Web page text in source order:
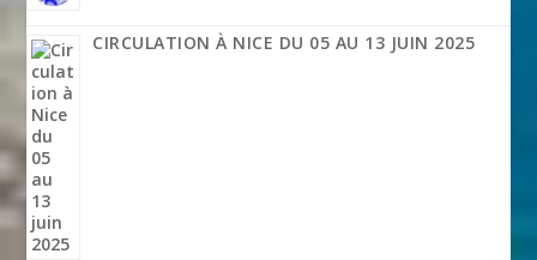
CIRCULATION À NICE DU 05 AU 13 JUIN 2025